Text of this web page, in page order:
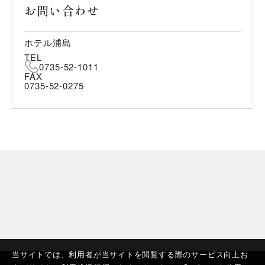
当サイトでは、利用者が当サイトを閲覧する際のサービス向上お
お問い合わせ
ホテル浦島
TEL
0735-52-1011
FAX
0735-52-0275